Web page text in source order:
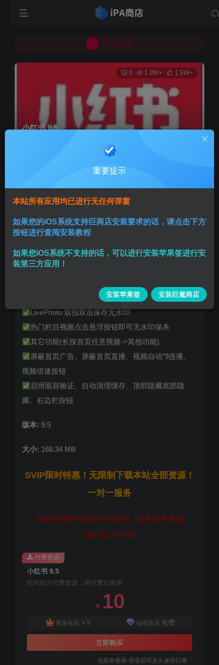
所有上传的应用 均已通过 严格的安全检测
加入QQ群
小红书 9.5
0 1.8W+ 1.5W+
定位使用方法:进入软件三指连点2下屏幕方可出现”
定位功能
首页长按视频可无水印保存视频、保存背"景音乐、
双击 LivePhoto可无水印保存，评论区
LivePhoto 双指双击保存无水印
热门栏目视频点击悬浮按钮即可无水印保杀
其它功能(长按首页任意视频->其他功能)
屏蔽首页广告、屏蔽首页直播、视频自动”9连播、
视频倍速按钮
启用面容验证、自动清理缓存、顶部隐藏底部隐
藏、右边栏按钮
版本: 9.5
大小: 168.34 MB
SVIP限时特惠！无限制下载本站全部资源！
一对一服务
在使用过程中如有任何疑问，联系站长客服
QQ:761344755
小红书 9.5
此内容为付费资源，请付费后查看
￥ 10
黄金会员 ￥ 9 钻石会员 免费
立即购买
当前未登录-登录后可永久保存订单
付费资源
重要提示
本站所有应用均已进行无任何弹窗
如果您的iOS系统支持巨商店安装要求的话，请点击下方
按钮进行查阅安装教程
如果您iOS系统不支持的话，可以进行安装苹果签进行安
装第三方应用！
安装苹果签 安装巨魔商店